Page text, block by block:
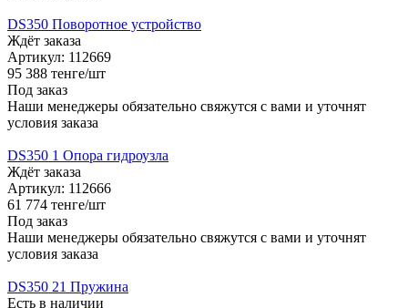
DS350 Поворотное устройство
Ждёт заказа
Артикул: 112669
95 388 тенге/шт
Под заказ
Наши менеджеры обязательно свяжутся с вами и уточнят
условия заказа
DS350 1 Опора гидроузла
Ждёт заказа
Артикул: 112666
61 774 тенге/шт
Под заказ
Наши менеджеры обязательно свяжутся с вами и уточнят
условия заказа
DS350 21 Пружина
Есть в наличии